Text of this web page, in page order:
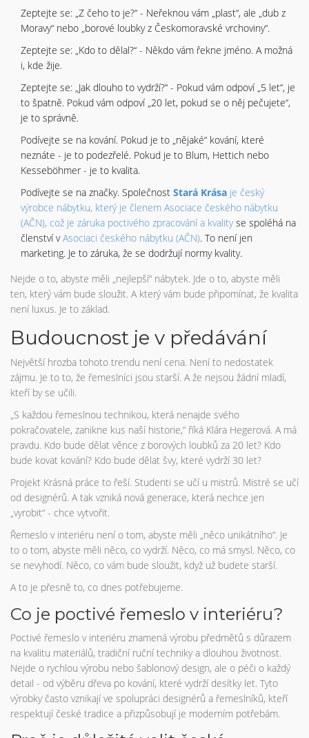
Zeptejte se: „Z čeho to je?“ - Neřeknou vám „plast“, ale „dub z
Moravy“ nebo „borové loubky z Českomoravské vrchoviny“.
Zeptejte se: „Kdo to dělal?“ - Někdo vám řekne jméno. A možná
i, kde žije.
Zeptejte se: „Jak dlouho to vydrží?“ - Pokud vám odpoví „5 let“, je
to špatně. Pokud vám odpoví „20 let, pokud se o něj pečujete“,
je to správně.
Podívejte se na kování. Pokud je to „nějaké“ kování, které
neznáte - je to podezřelé. Pokud je to Blum, Hettich nebo
Kesseböhmer - je to kvalita.
Podívejte se na značky. Společnost Stará Krása je český
výrobce nábytku, který je členem Asociace českého nábytku
(AČN), což je záruka poctivého zpracování a kvalityse spoléhá na
členství vAsociaci českého nábytku (AČN). To není jen
marketing. Je to záruka, že se dodržují normy kvality.
Nejde o to, abyste měli „nejlepší“ nábytek. Jde o to, abyste měli
ten, který vám bude sloužit. A který vám bude připomínat, že kvalita
není luxus. Je to základ.
Budoucnost je v předávání
Největší hrozba tohoto trendu není cena. Není to nedostatek
zájmu. Je to to, že řemeslníci jsou starší. A že nejsou žádní mladí,
kteří by se učili.
„S každou řemeslnou technikou, která nenajde svého
pokračovatele, zanikne kus naší historie,“ říká Klára Hegerová. A má
pravdu. Kdo bude dělat věnce z borových loubků za 20 let? Kdo
bude kovat kování? Kdo bude dělat švy, které vydrží 30 let?
Projekt Krásná práce to řeší. Studenti se učí u mistrů. Mistré se učí
od designérů. A tak vzniká nová generace, která nechce jen
„vyrobit“ - chce vytvořit.
Řemeslo v interiéru není o tom, abyste měli „něco unikátního“. Je
to o tom, abyste měli něco, co vydrží. Něco, co má smysl. Něco, co
se nevyhodí. Něco, co vám bude sloužit, když už budete starší.
A to je přesně to, co dnes potřebujeme.
Co je poctivé řemeslo v interiéru?
Poctivé řemeslo v interiéru znamená výrobu předmětů s důrazem
na kvalitu materiálů, tradiční ruční techniky a dlouhou životnost.
Nejde o rychlou výrobu nebo šablonový design, ale o péči o každý
detail - od výběru dřeva po kování, které vydrží desítky let. Tyto
výrobky často vznikají ve spolupráci designérů a řemeslníků, kteří
respektují české tradice a přizpůsobují je moderním potřebám.